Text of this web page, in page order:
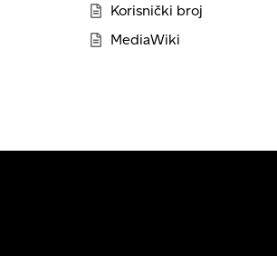
Korisnički broj
MediaWiki